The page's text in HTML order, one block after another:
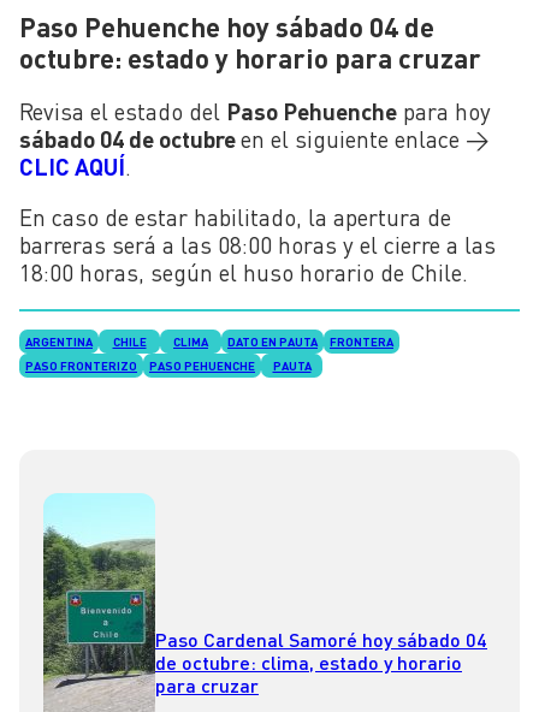
Paso Pehuenche hoy sábado 04 de
octubre: estado y horario para cruzar
Revisa el estado del Paso Pehuenche para hoy
sábado 04 de octubreen el siguiente enlace →
CLIC AQUÍ
En caso de estar habilitado, la apertura de
barreras será a las 08:00 horas y el cierre a las
18:00 horas, según el huso horario de Chile.
ARGENTINA CHILE CLIMA DATO EN PAUTA
FRONTERA
PASO FRONTERIZO
PASO PEHUENCHE PAUTA
Paso Cardenal Samoré hoy sábado 04
de octubre: clima, estado y horario
para cruzar